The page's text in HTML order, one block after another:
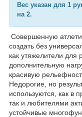
Вес указан для 1
на 2.
Совершенную
создать без
как утяжелители для
дополнительную
красивую
Недорогие, но
используются, как в
так и любителями
устойчивые